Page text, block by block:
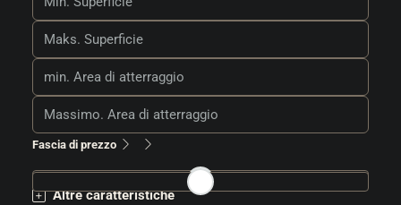
Fascia di prezzo
Altre caratteristiche